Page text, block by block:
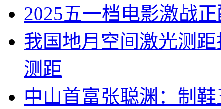
2025五一档电影激战
我国地月空间激光测
测距
中山首富张聪渊：制